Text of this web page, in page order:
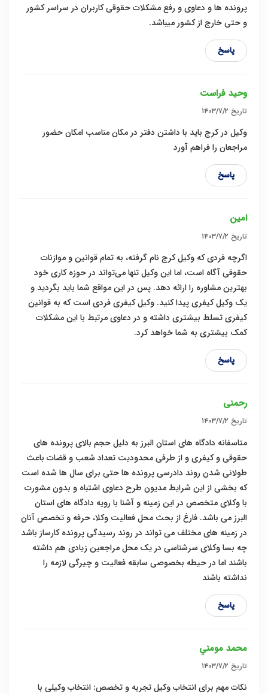
پرونده ها و دعاوی و رفع مشکلات حقوقی کاربران در سراسر کشور
و حتی خارج از کشور میباشد.
پاسخ
وحید فراست
تاریخ ۱۴۰۳/۷/۲
وکیل در کرج باید با داشتن دفتر در مکان مناسب امکان حضور
مراجعان را فراهم آورد
پاسخ
امین
تاریخ ۱۴۰۳/۷/۲
اگرچه فردی که وکیل کرج نام گرفته، به تمام قوانین و موازنات
حقوقی آگاه است، اما این وکیل تنها می‌تواند در حوزه کاری خود
بهترین مشاوره را ارائه دهد. پس در این مواقع شما باید بگردید و
یک وکیل کیفری پیدا کنید. وکیل کیفری فردی است که به قوانین
کیفری تسلط بیشتری داشته و در دعاوی مرتبط با این مشکلات
کمک بیشتری به شما خواهد کرد.
پاسخ
رحمنی
تاریخ ۱۴۰۳/۷/۲
متاسفانه دادگاه های استان البرز به دلیل حجم بالای پرونده های
حقوقی و کیفری و از طرفی محدودیت تعداد شعب و قضات باعث
طولانی شدن روند دادرسی پرونده ها حتی برای سال ها شده است
که بخشی از این شرایط مدیون طرح دعاوی اشتباه و بدون مشورت
با وکلای متخصص در این زمینه و آشنا با رویه دادگاه های استان
البرز می باشد. فارغ از بحث محل فعالیت وکلا، حرفه و تخصص آنان
در زمینه های مختلف می تواند در روند رسیدگی پرونده کارساز باشد
چه بسا وکلای سرشناسی در یک محل مراجعین زیادی هم داشته
باشند اما در حیطه بخصوصی سابقه فعالیت و چیرگی لازمه را
نداشته باشند
پاسخ
محمد مومني
تاریخ ۱۴۰۳/۷/۲
نکات مهم برای انتخاب وکیل تجربه و تخصص: انتخاب وکیلی با